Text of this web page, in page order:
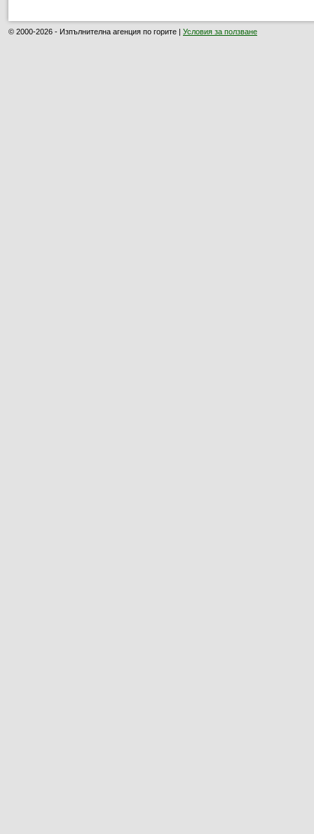
© 2000-2026 - Изпълнителна агенция по горите | Условия за ползване